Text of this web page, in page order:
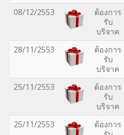
08/12/2553
ต้องการ
รับ
บริจาค
28/11/2553
ต้องการ
รับ
บริจาค
25/11/2553
ต้องการ
รับ
บริจาค
25/11/2553
ต้องการ